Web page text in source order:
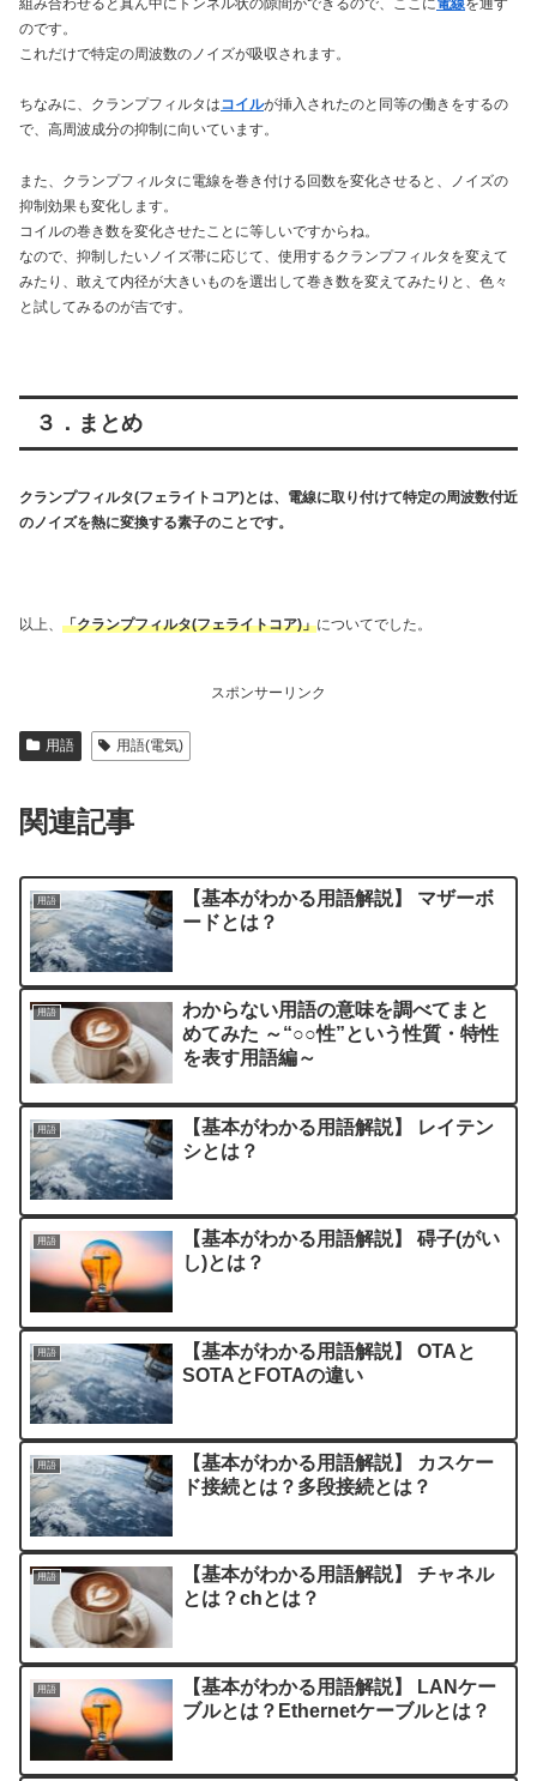
組み合わせると真ん中にトンネル状の隙間ができるので、ここに電線を通す
のです。
これだけで特定の周波数のノイズが吸収されます。
ちなみに、クランプフィルタはコイルが挿入されたのと同等の働きをするの
で、高周波成分の抑制に向いています。
また、クランプフィルタに電線を巻き付ける回数を変化させると、ノイズの
抑制効果も変化します。
コイルの巻き数を変化させたことに等しいですからね。
なので、抑制したいノイズ帯に応じて、使用するクランプフィルタを変えて
みたり、敢えて内径が大きいものを選出して巻き数を変えてみたりと、色々
と試してみるのが吉です。
３．まとめ
クランプフィルタ(フェライトコア)とは、電線に取り付けて特定の周波数付近
のノイズを熱に変換する素子のことです。
以上、 「クランプフィルタ(フェライトコア)」についてでした。
スポンサーリンク
用語 用語(電気)
関連記事
用語
【基本がわかる用語解説】 マザーボ
ードとは？
用語
わからない用語の意味を調べてまと
めてみた ～“○○性”という性質・特性
を表す用語編～
用語
【基本がわかる用語解説】 レイテン
シとは？
用語
【基本がわかる用語解説】 碍子(がい
し)とは？
用語
【基本がわかる用語解説】 OTAと
SOTAとFOTAの違い
用語
【基本がわかる用語解説】 カスケー
ド接続とは？多段接続とは？
用語
【基本がわかる用語解説】 チャネル
とは？chとは？
用語
【基本がわかる用語解説】 LANケー
ブルとは？Ethernetケーブルとは？